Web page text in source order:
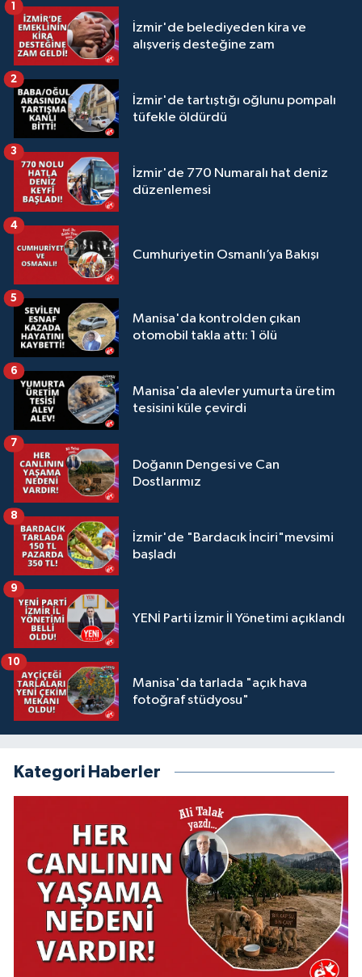
İzmir'de belediyeden kira ve
alışveriş desteğine zam
1
İzmir'de tartıştığı oğlunu pompalı
tüfekle öldürdü
2
İzmir'de 770 Numaralı hat deniz
düzenlemesi
3
Cumhuriyetin Osmanlı’ya Bakışı
4
Manisa'da kontrolden çıkan
otomobil takla attı: 1 ölü
5
Manisa'da alevler yumurta üretim
tesisini küle çevirdi
6
Doğanın Dengesi ve Can
Dostlarımız
7
İzmir'de "Bardacık İnciri"mevsimi
başladı
8
YENİ Parti İzmir İl Yönetimi açıklandı
9
Manisa'da tarlada "açık hava
fotoğraf stüdyosu"
10
Kategori Haberler